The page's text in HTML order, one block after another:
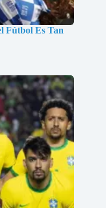
Fútbol Es Tan